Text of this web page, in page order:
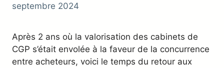
septembre 2024
Après 2 ans où la valorisation des cabinets de
CGP s’était envolée à la faveur de la concurrence
entre acheteurs, voici le temps du retour aux